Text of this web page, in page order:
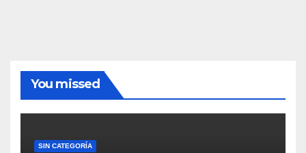
You missed
SIN CATEGORÍA